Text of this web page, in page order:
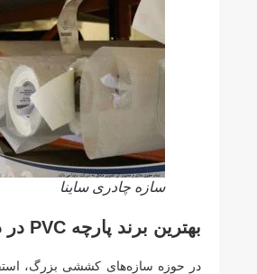
سازه چادری ساینا
بهترین برند پارچه PVC در دنیا را بشناسید
در حوزه سازه‌های کششی بزرگ،